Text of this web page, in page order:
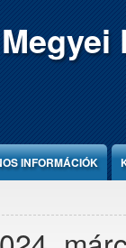
INFORMÁCIÓK